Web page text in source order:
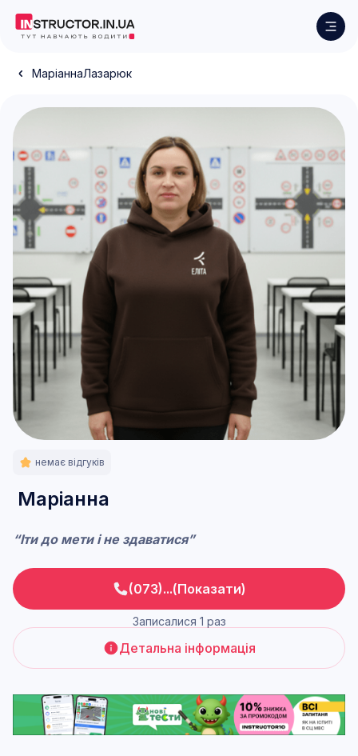
МаріаннаЛазарюк
немає відгуків
Маріанна
“Іти до мети і не здаватися”
(073)...(Показати)
Записалися 1 раз
Детальна інформація